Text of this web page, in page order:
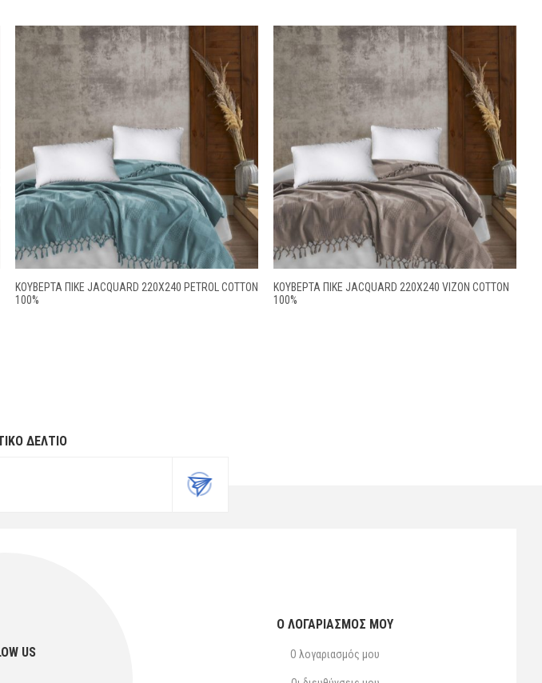
ΚΟΥΒΕΡΤΑ ΠΙΚΕ JACQUARD 220X240 PETROL COTTON
100%
ΚΟΥΒΕΡΤΑ ΠΙΚΕ JACQUARD 220X240 VIZON COTTON
100%
ΔΕΛΤΊΟ
US
Ο ΛΟΓΑΡΙΑΣΜΌΣ ΜΟΥ
Ο λογαριασμός μου